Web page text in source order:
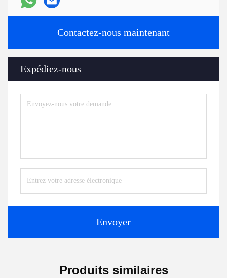
Contactez-nous maintenant
Expédiez-nous
Envoyer
Produits similaires